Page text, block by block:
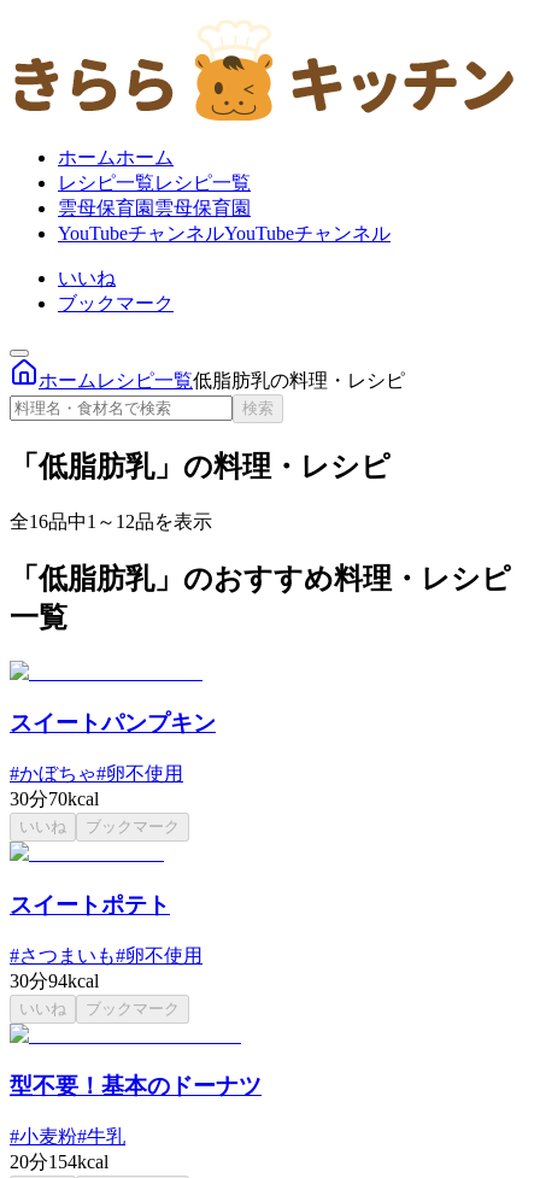
ホームホーム
レシピ一覧レシピ一覧
雲母保育園 雲母保育園
YouTubeチャンネルYouTubeチャンネル
いいね
ブックマーク
ホーム レシピ一覧低脂肪乳の料理・レシピ
検索
「低脂肪乳」の料理・レシピ
全16品中1～12品を表示
「低脂肪乳」のおすすめ料理・レシピ
一覧
スイートパンプキン
#かぼちゃ#卵不使用
30分70kcal
いいね ブックマーク
スイートポテト
#さつまいも#卵不使用
30分94kcal
いいね ブックマーク
型不要！基本のドーナツ
#小麦粉#牛乳
20分154kcal